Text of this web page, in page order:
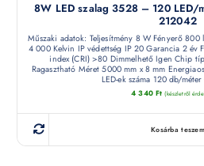
8W LED szalag 3528 – 120
212042
Műszaki adatok: Teljesítmény 8 W Fényerő 800
4 000 Kelvin IP védettség IP 20 Garancia 2 év
index (CRI) >80 Dimmelhető Igen Chip
Ragasztható Méret 5000 mm x 8 mm
LED-ek száma 120 db/
4 340 Ft (készletről
Kosárba teszem